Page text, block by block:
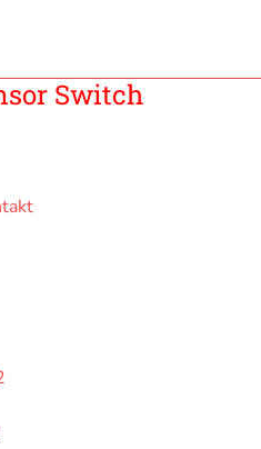
Switch